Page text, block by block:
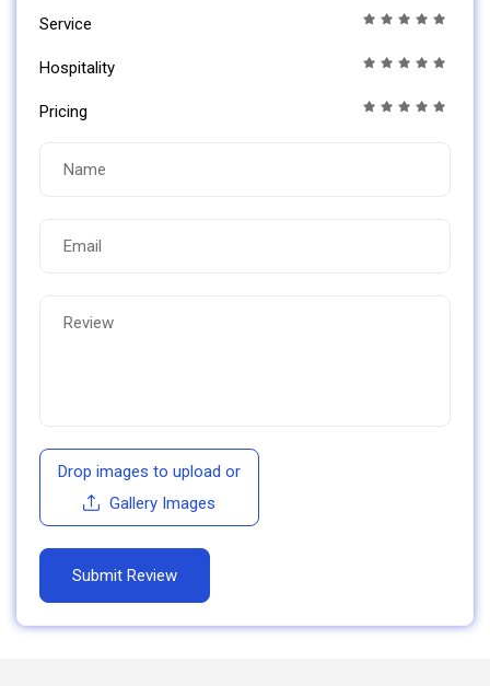
Service
Hospitality
Pricing
Drop images to upload or
Gallery Images